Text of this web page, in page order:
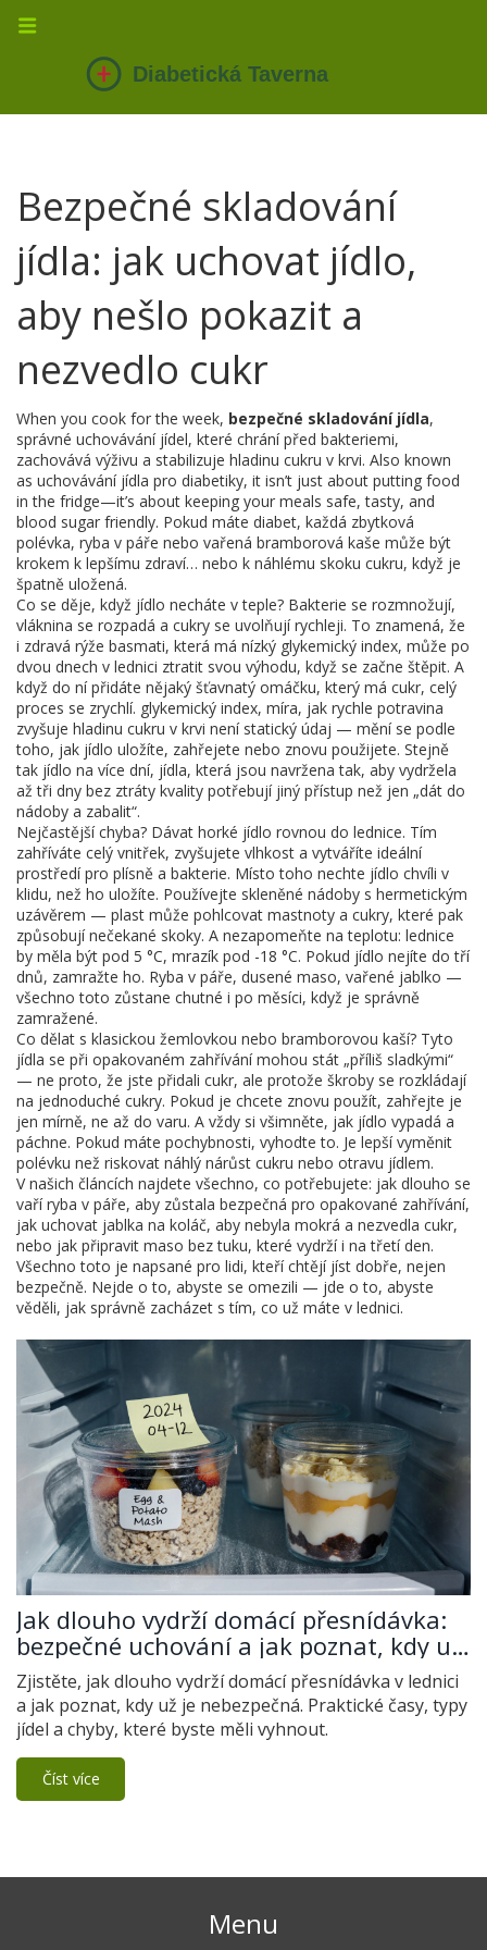
Bezpečné skladování
jídla: jak uchovat jídlo,
aby nešlo pokazit a
nezvedlo cukr
When you cook for the week, bezpečné skladování jídla,
správné uchovávání jídel, které chrání před bakteriemi,
zachovává výživu a stabilizuje hladinu cukru v krvi. Also known
as uchovávání jídla pro diabetiky, it isn’t just about putting food
in the fridge—it’s about keeping your meals safe, tasty, and
blood sugar friendly. Pokud máte diabet, každá zbytková
polévka, ryba v páře nebo vařená bramborová kaše může být
krokem k lepšímu zdraví… nebo k náhlému skoku cukru, když je
špatně uložená.
Co se děje, když jídlo necháte v teple? Bakterie se rozmnožují,
vláknina se rozpadá a cukry se uvolňují rychleji. To znamená, že
i zdravá rýže basmati, která má nízký glykemický index, může po
dvou dnech v lednici ztratit svou výhodu, když se začne štěpit. A
když do ní přidáte nějaký šťavnatý omáčku, který má cukr, celý
proces se zrychlí. glykemický index, míra, jak rychle potravina
zvyšuje hladinu cukru v krvi není statický údaj — mění se podle
toho, jak jídlo uložíte, zahřejete nebo znovu použijete. Stejně
tak jídlo na více dní, jídla, která jsou navržena tak, aby vydržela
až tři dny bez ztráty kvality potřebují jiný přístup než jen „dát do
nádoby a zabalit“.
Nejčastější chyba? Dávat horké jídlo rovnou do lednice. Tím
zahříváte celý vnitřek, zvyšujete vlhkost a vytváříte ideální
prostředí pro plísně a bakterie. Místo toho nechte jídlo chvíli v
klidu, než ho uložíte. Používejte skleněné nádoby s hermetickým
uzávěrem — plast může pohlcovat mastnoty a cukry, které pak
způsobují nečekané skoky. A nezapomeňte na teplotu: lednice
by měla být pod 5 °C, mrazík pod -18 °C. Pokud jídlo nejíte do tří
dnů, zamražte ho. Ryba v páře, dusené maso, vařené jablko —
všechno toto zůstane chutné i po měsíci, když je správně
zamražené.
Co dělat s klasickou žemlovkou nebo bramborovou kaší? Tyto
jídla se při opakovaném zahřívání mohou stát „příliš sladkými“
— ne proto, že jste přidali cukr, ale protože škroby se rozkládají
na jednoduché cukry. Pokud je chcete znovu použít, zahřejte je
jen mírně, ne až do varu. A vždy si všimněte, jak jídlo vypadá a
páchne. Pokud máte pochybnosti, vyhodte to. Je lepší vyměnit
polévku než riskovat náhlý nárůst cukru nebo otravu jídlem.
V našich článcích najdete všechno, co potřebujete: jak dlouho se
vaří ryba v páře, aby zůstala bezpečná pro opakované zahřívání,
jak uchovat jablka na koláč, aby nebyla mokrá a nezvedla cukr,
nebo jak připravit maso bez tuku, které vydrží i na třetí den.
Všechno toto je napsané pro lidi, kteří chtějí jíst dobře, nejen
bezpečně. Nejde o to, abyste se omezili — jde o to, abyste
věděli, jak správně zacházet s tím, co už máte v lednici.
Jak dlouho vydrží domácí přesnídávka:
bezpečné uchování a jak poznat, kdy už
je na výhodě
Zjistěte, jak dlouho vydrží domácí přesnídávka v lednici
a jak poznat, kdy už je nebezpečná. Praktické časy, typy
jídel a chyby, které byste měli vyhnout.
Číst více
Menu